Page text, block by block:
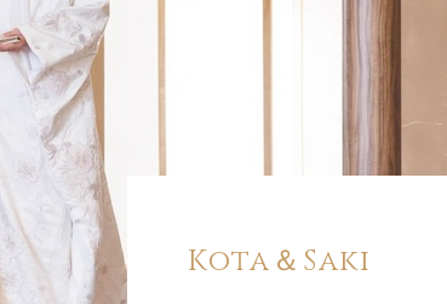
Kota＆Saki